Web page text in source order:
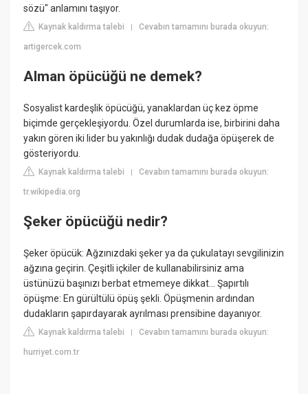
sözü" anlamını taşıyor.
Kaynak kaldırma talebi |Cevabın tamamını burada okuyun:
artigercek.com
Alman öpücüğü ne demek?
Sosyalist kardeşlik öpücüğü, yanaklardan üç kez öpme
biçimde gerçekleşiyordu. Özel durumlarda ise, birbirini daha
yakın gören iki lider bu yakınlığı dudak dudağa öpüşerek de
gösteriyordu.
Kaynak kaldırma talebi |Cevabın tamamını burada okuyun:
tr.wikipedia.org
Şeker öpücüğü nedir?
Şeker öpücük: Ağzınızdaki şeker ya da çukulatayı sevgilinizin
ağzına geçirin. Çeşitli içkiler de kullanabilirsiniz ama
üstünüzü başınızı berbat etmemeye dikkat... Şapırtılı
öpüşme: En gürültülü öpüş şekli. Öpüşmenin ardından
dudakların şapırdayarak ayrılması prensibine dayanıyor.
Kaynak kaldırma talebi |Cevabın tamamını burada okuyun:
hurriyet.com.tr